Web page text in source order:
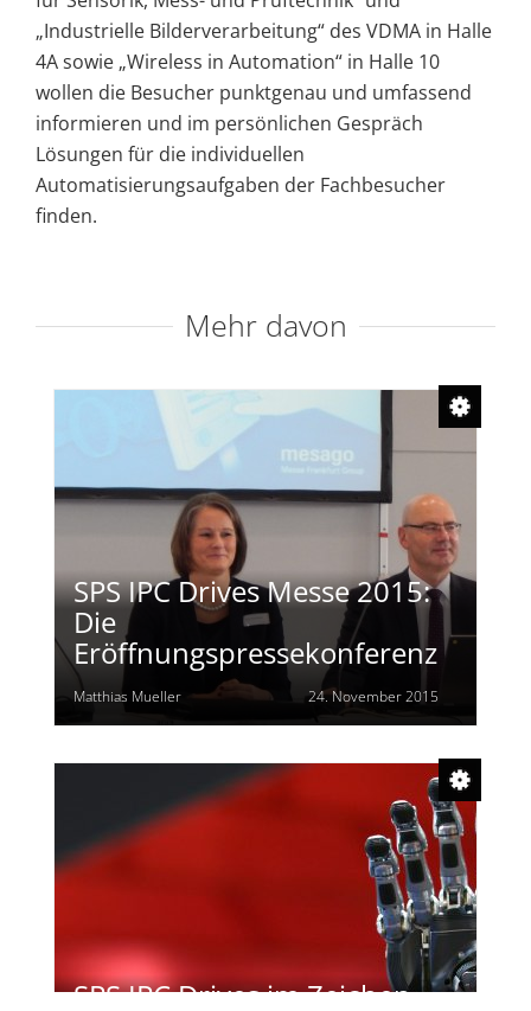
„Industrielle Bilderverarbeitung“ des VDMA in Halle
4A sowie „Wireless in Automation“ in Halle 10
wollen die Besucher punktgenau und umfassend
informieren und im persönlichen Gespräch
Lösungen für die individuellen
Automatisierungsaufgaben der Fachbesucher
finden.
Mehr davon
SPS IPC Drives Messe 2015:
Die
Eröffnungspressekonferenz
Matthias Mueller 24. November 2015
SPS IPC Drives im Zeichen